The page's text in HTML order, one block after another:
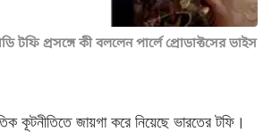
টফি প্রসঙ্গে কী বললেন পার্লে প্রোডাক্টসের ভাইস
কূটনীতিতে জায়গা করে নিয়েছে ভারতের টফি।